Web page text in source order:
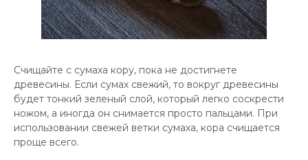
Счищайте с сумаха кору, пока не достигнете
древесины. Если сумах свежий, то вокруг древесины
будет тонкий зеленый слой, который легко соскрести
ножом, а иногда он снимается просто пальцами. При
использовании свежей ветки сумаха, кора счищается
проще всего.